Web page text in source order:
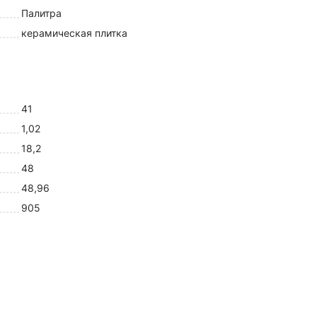
Палитра
керамическая плитка
41
1,02
18,2
48
48,96
905